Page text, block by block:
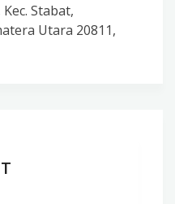
Stabat,
Utara 20811,